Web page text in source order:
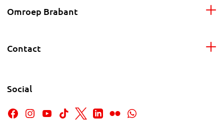
Omroep Brabant
Contact
Social